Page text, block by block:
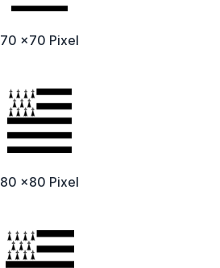
70 x70 Pixel
80 x80 Pixel